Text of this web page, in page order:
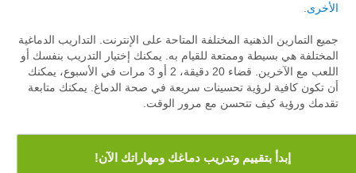
الأخرى.
جميع التمارين الذهنية المختلفة المتاحة على الإنترنت. التداريب الدماغية
المختلفة هي بسيطة وممتعة للقيام به. يمكنك إختيار التدريب بنفسك أو
اللعب مع الآخرين. قضاء 20 دقيقة، 2 أو 3 مرات في الأسبوع، يمكنك
أن تكون كافية لرؤية تحسينات سريعة في صحة الدماغ. يمكنك متابعة
تقدمك ورؤية كيف تتحسن مع مرور الوقت.
إبدأ بتقييم وتدريب دماغك ومهاراتك الآن!